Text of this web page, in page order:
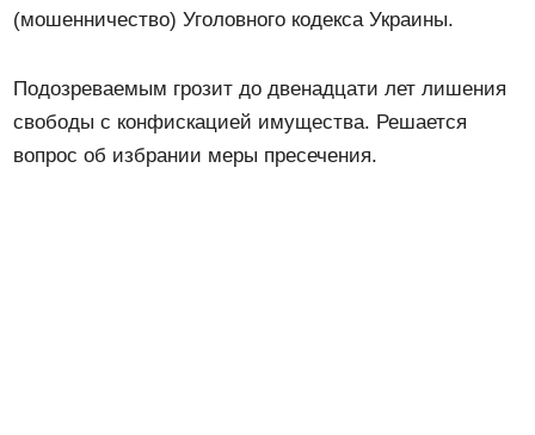
(мошенничество) Уголовного кодекса Украины.
Подозреваемым грозит до двенадцати лет лишения
свободы с конфискацией имущества. Решается
вопрос об избрании меры пресечения.